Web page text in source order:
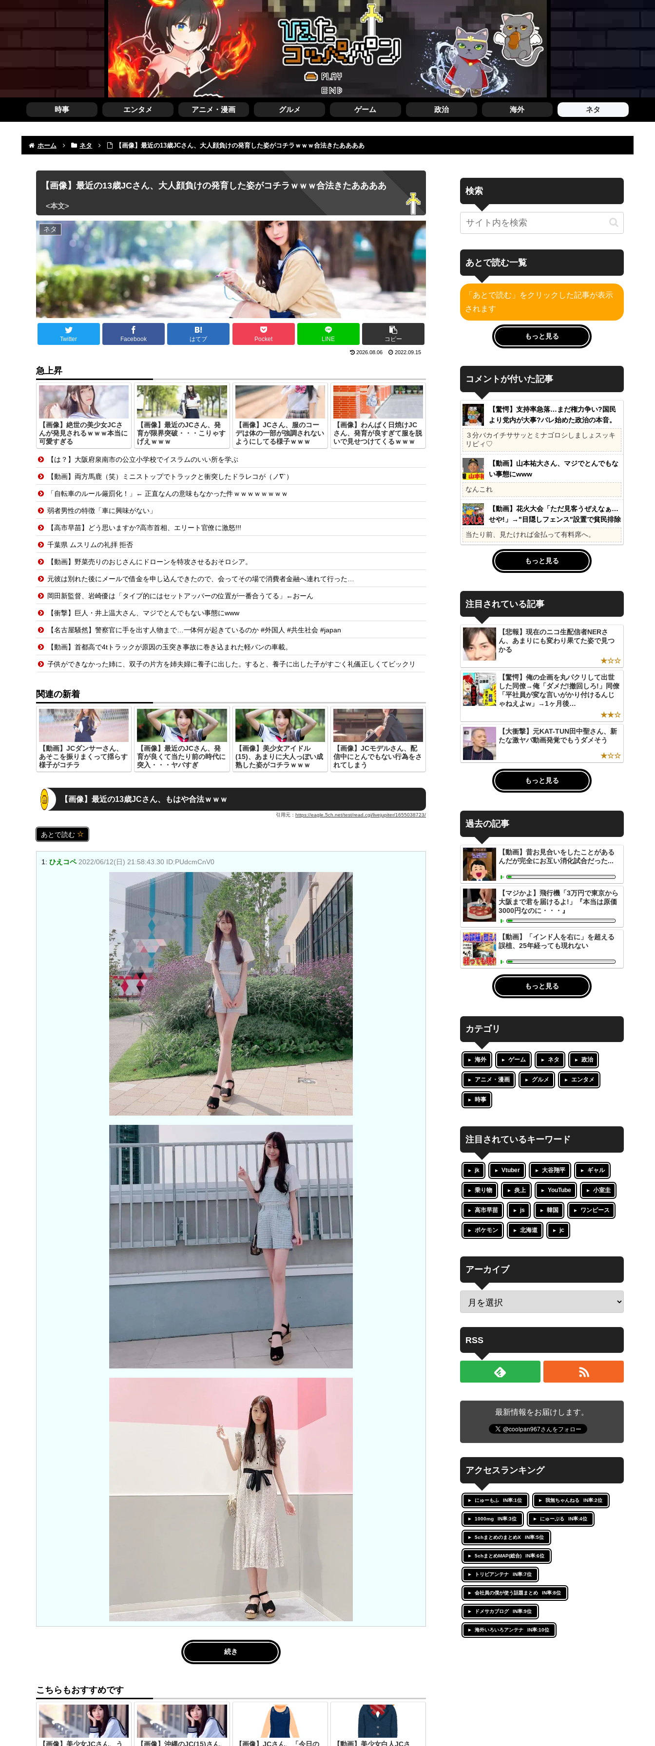
時事 エンタメ アニメ・漫画 グルメ ゲーム 政治 海外 ネタ
ホーム ネタ 【画像】最近の13歳JCさん、大人顔負けの発育した姿がコチラｗｗｗ合法きたああああ
【画像】最近の13歳JCさん、大人顔負けの発育した姿がコチラｗｗｗ合法きたああああ
ネタ
Twitter Facebook はてブ Pocket LINE コピー
2026.08.06 2022.09.15
急上昇
【画像】絶世の美少女JCさ
んが発見されるｗｗｗ本当に
可愛すぎる
【画像】最近のJCさん、発
育が限界突破・・・こりゃす
げえｗｗｗ
【画像】JCさん、服のコー
デは体の一部が強調されない
ようにしてる様子ｗｗｗ
【画像】わんぱく日焼けJC
さん、発育が良すぎて服を脱
いで見せつけてくるｗｗｗ
【は？】大阪府泉南市の公立小学校でイスラムのいい所を学ぶ
【動画】両方馬鹿（笑）ミニストップでトラックと衝突したドラレコが（ノ∇`）
「自転車のルール厳罰化！」← 正直なんの意味もなかった件ｗｗｗｗｗｗｗｗ
弱者男性の特徴「車に興味がない」
【高市早苗】どう思いますか?高市首相、エリート官僚に激怒!!!
千葉県 ムスリムの礼拝 拒否
【動画】野菜売りのおじさんにドローンを特攻させるおそロシア。
元彼は別れた後にメールで借金を申し込んできたので、会ってその場で消費者金融へ連れて行った…
岡田新監督、岩崎優は「タイプ的にはセットアッパーの位置が一番合うてる」←おーん
【衝撃】巨人・井上温大さん、マジでとんでもない事態にwww
【名古屋騒然】警察官に手を出す人物まで…一体何が起きているのか #外国人 #共生社会 #japan
【動画】首都高で4tトラックが原因の玉突き事故に巻き込まれた軽バンの車載。
子供ができなかった姉に、双子の片方を姉夫婦に養子に出した。すると、養子に出した子がすごく礼儀正しくてビックリ
関連の新着
【動画】JCダンサーさん、
あそこを振りまくって揺らす
様子がコチラ
【画像】最近のJCさん、発
育が良くて当たり前の時代に
突入・・・ヤバすぎ
【画像】美少女アイドル
(15)、あまりに大人っぽい成
熟した姿がコチラｗｗｗ
【画像】JCモデルさん、配
信中にとんでもない行為をさ
れてしまう
【画像】最近の13歳JCさん、もはや合法ｗｗｗ
引用元： https://eagle.5ch.net/test/read.cgi/livejupiter/1655038723/
あとで読む
1: ひえコペ 2022/06/12(日) 21:58:43.30 ID:PUdcmCnV0
続き
こちらもおすすめです
【画像】美少女JCさん、う 【画像】沖縄のJC(15)さん、 【画像】JCさん、「今日の 【動画】美少女白人JCさ
検索
あとで読む一覧
「あとで読む」をクリックした記事が表示
されます
もっと見る
コメントが付いた記事
【驚愕】支持率急落…まだ権力争い?国民
より党内が大事?バレ始めた政治の本音。
41%の衝撃、その理由。選挙しか見てない
の?国民不在の政治が限界!
３分バカイチササッとミナゴロシしましょスッキ
リピィ♡
【動画】山本祐大さん、マジでとんでもな
い事態にwww
なんこれ
【動画】花火大会「ただ見客うぜえなぁ…
せや!」→"目隠しフェンス"設置で貧民排除
www
当たり前、見たければ金払って有料席へ。
もっと見る
注目されている記事
【悲報】現在のニコ生配信者NERさ
ん、あまりにも変わり果てた姿で見つ
かる
★☆☆
【驚愕】俺の企画を丸パクリして出世
した同僚→俺「ダメだ!撤回しろ!」同僚
「平社員が変な言いがかり付けるんじ
ゃねえよw」→1ヶ月後…
★★☆
【大衝撃】元KAT-TUN田中聖さん、新
たな激ヤバ動画発覚でもうダメそう
★☆☆
もっと見る
過去の記事
【動画】昔お見合いをしたことがある
んだが完全にお互い消化試合だった...
【マジかよ】飛行機「3万円で東京から
大阪まで君を届けるよ!」『本当は原価
3000円なのに・・・』
【動画】「インド人を右に」を超える
誤植、25年経っても現れない
もっと見る
カテゴリ
海外 ゲーム ネタ 政治
アニメ・漫画 グルメ エンタメ
時事
注目されているキーワード
jk Vtuber 大谷翔平 ギャル
乗り物 炎上 YouTube 小室圭
高市早苗 js 韓国 ワンピース
ポケモン 北海道 jc
アーカイブ
RSS
最新情報をお届けします。
アクセスランキング
にゅーもふ IN率:1位 我無ちゃんねる IN率:2位
1000mg IN率:3位 にゅーぷる IN率:4位
5chまとめのまとめX IN率:5位
5chまとめMAP(総合) IN率:6位
トリビアンテナ IN率:7位
会社員の僕が使う話題まとめ IN率:8位
ドメサカブログ IN率:9位
海外いろいろアンテナ IN率:10位